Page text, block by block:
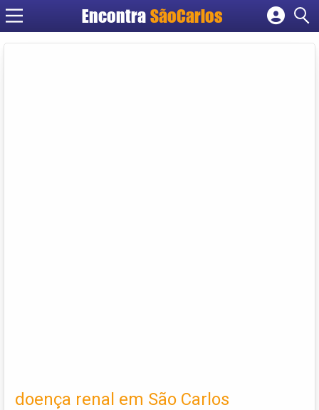
EncontraSãoCarlos
Cadastrar empresa
doença renal em São Carlos